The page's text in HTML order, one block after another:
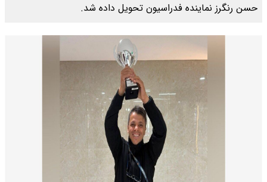
حسن رنگرز نماینده فدراسیون تحویل داده شد.